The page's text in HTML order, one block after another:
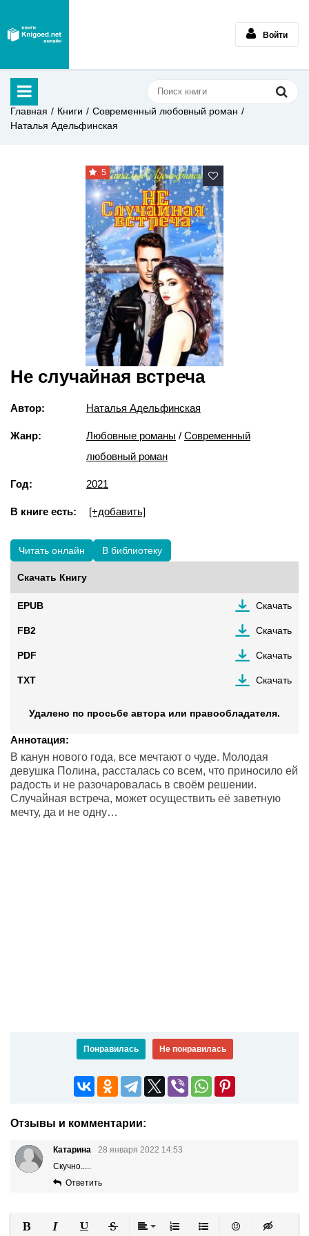
Войти
Главная Книги
Современный любовный роман
Наталья Адельфинская
5
Не случайная встреча
Автор: Наталья Адельфинская
Жанр: Любовные романы / Современный
любовный роман
Год: 2021
В книге есть: [+добавить]
Читать онлайн В библиотеку
Скачать Книгу
EPUB Скачать
FB2 Скачать
PDF Скачать
TXT Скачать
Удалено по просьбе автора или правообладателя.
Аннотация:
В канун нового года, все мечтают о чуде. Молодая
девушка Полина, рассталась со всем, что приносило ей
радость и не разочаровалась в своём решении.
Случайная встреча, может осуществить её заветную
мечту, да и не одну…
Понравилась Не понравилась
Отзывы и комментарии:
Катарина
28 января 2022 14:53
Скучно.....
Ответить